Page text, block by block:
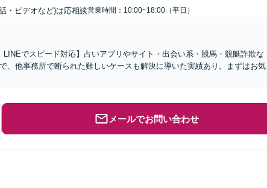
・ビデオなど)は応相談営業時間：10:00~18:00（平日）
でスピード対応】占いアプリやサイト・出会い系・競馬・競艇詐欺な
、他事務所で断られた難しいケースも解決に導いた実績あり。まずはお気
メールでお問い合わせ